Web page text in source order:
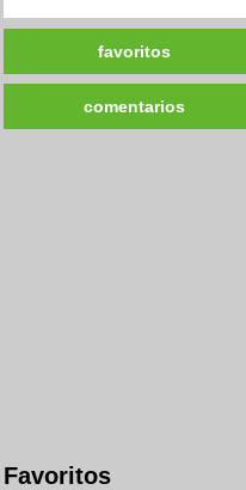
favoritos
comentarios
Favoritos